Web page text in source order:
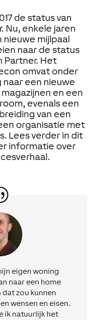
de status van
Nu, enkele jaren
nieuwe mijlpaal
naar de status
Partner. Het
omvat onder
naar een nieuwe
en een
evenals een
van een
organisatie met
Lees verder in dit
informatie over
eigen woning
naar een home
zou kunnen
wensen en eisen.
ik natuurlijk het